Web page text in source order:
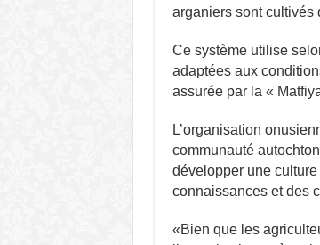
arganiers sont cultivés
Ce système utilise
adaptées aux
assurée par la «
L’organisation
communauté
développer une
connaissances et des
«Bien que les